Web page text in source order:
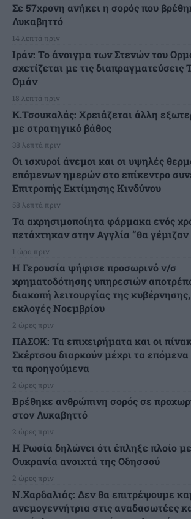
Σε 57χρονη ανήκει η σορός που
Λυκαβηττό
14 λεπτά πριν
Ιράν: Το άνοιγμα των Στενών του
σχετίζεται με τις διαπραγματεύσεις
Ομάν
18 λεπτά πριν
Κ.Τσουκαλάς: Xρειάζεται άλλη
με στρατηγικό βάθος
38 λεπτά πριν
Οι ισχυροί άνεμοι και οι υψηλές
επόμενων ημερών στο επίκεντρο
Επιτροπής Εκτίμησης Κινδύνου
58 λεπτά πριν
Τα αχρησιμοποίητα φάρμακα ενός
πετάχτηκαν στην Αγγλία “θα γέμιζαν
1 ώρα πριν
Η Γερουσία ψήφισε προσωρινό ν/σ
χρηματοδότησης υπηρεσιών
διακοπή λειτουργίας της κυβέρνησης,
εκλογές Νοεμβρίου
2 ώρες πριν
ΠΑΣΟΚ: Τα επιχειρήματα και οι
Σκέρτσου διαρκούν μέχρι τα
τα προηγούμενα
2 ώρες πριν
Βρέθηκε ανθρώπινη σορός σε
στον Λυκαβηττό
2 ώρες πριν
Η Ρωσία δηλώνει ότι έπληξε πλοίο
Ουκρανία ανοιχτά της Οδησσού
2 ώρες πριν
Ν.Χαρδαλιάς: Δεν θα επιτρέψουμε
ανεμογεννήτρια στις αναδασωτέες